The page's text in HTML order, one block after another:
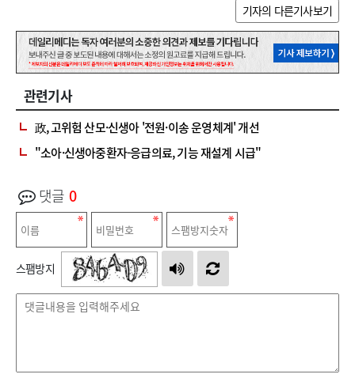
기자의 다른기사보기
관련기사
政, 고위험 산모·신생아 '전원·이송 운영체계' 개선
"소아·신생아중환자-응급의료, 기능 재설계 시급"
댓글 0
스팸방지